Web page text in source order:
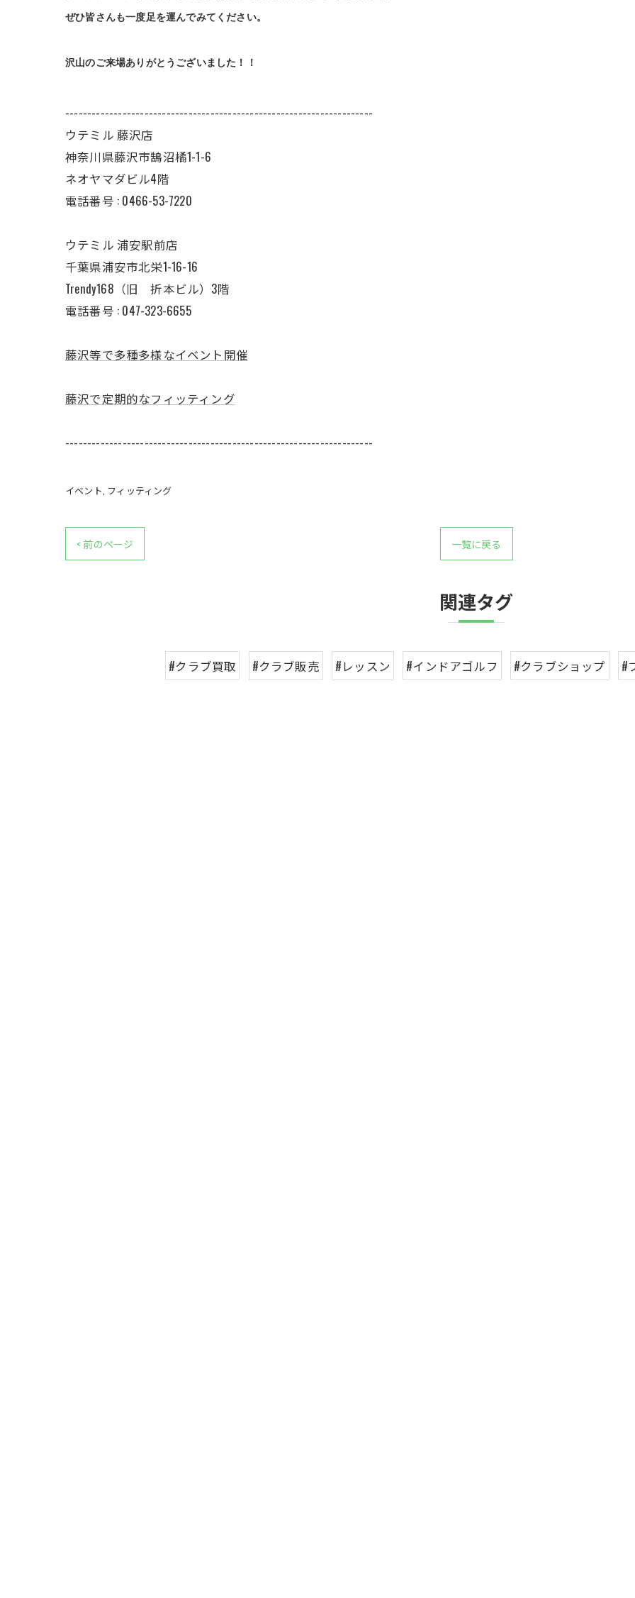
ぜひ皆さんも一度足を運んでみてください。
沢山のご来場ありがとうございました！！
----------------------------------------------------------------------
ウテミル 藤沢店
神奈川県藤沢市鵠沼橘1-1-6
ネオヤマダビル4階
電話番号 : 0466-53-7220
ウテミル 浦安駅前店
千葉県浦安市北栄1-16-16
Trendy168（旧 折本ビル）3階
電話番号 : 047-323-6655
藤沢等で多種多様なイベント開催
藤沢で定期的なフィッティング
----------------------------------------------------------------------
イベント フィッティング
< 前のページ 一覧に戻る
関連タグ
#クラブ買取 #クラブ販売 #レッスン #インドアゴルフ #クラブショップ #